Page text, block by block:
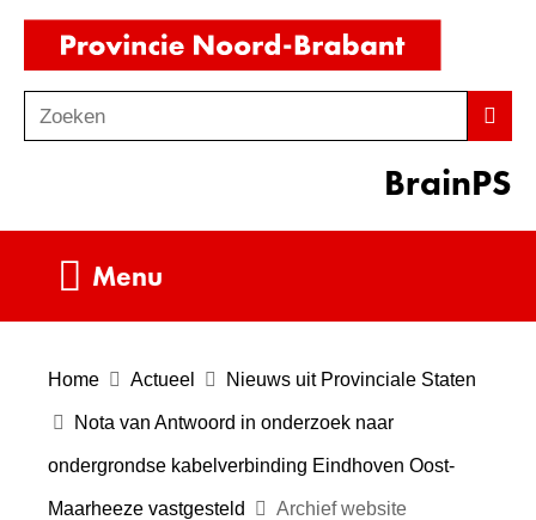
Ga
de
inhoud
o
Zoeken
BrainPS
Menu
Home Actueel Nieuws uit Provinciale Staten
Nota van Antwoord in onderzoek naar
ondergrondse kabelverbinding Eindhoven Oost-
Maarheeze vastgesteld Archief website